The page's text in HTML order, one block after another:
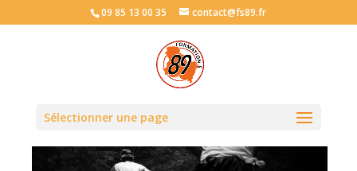
09 85 13 00 35 contact@fs89.fr
Sélectionner une page